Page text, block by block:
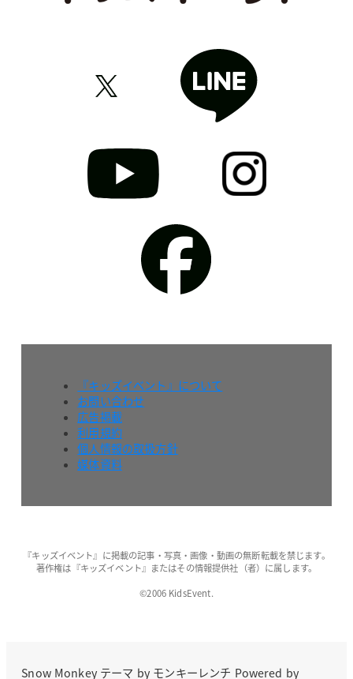
『キッズイベント』について
お問い合わせ
広告掲載
利用規約
個人情報の取扱方針
媒体資料
『キッズイベント』に掲載の記事・写真・画像・動画の無断転載を禁じます。
著作権は『キッズイベント』またはその情報提供社（者）に属します。
©2006 KidsEvent.
Snow Monkeyテーマ by モンキーレンチ Powered by